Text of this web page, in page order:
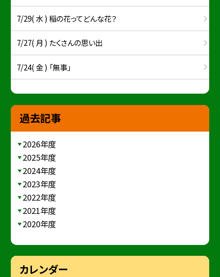
7/29( 水 ) 稲の花ってどんな花？
7/27( 月 ) たくさんの思い出
7/24( 金 ) 「無事」
過去記事
2026年度
2025年度
2024年度
2023年度
2022年度
2021年度
2020年度
カレンダー